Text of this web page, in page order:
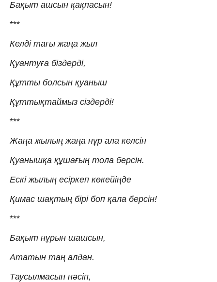
Бақыт ашсын қақпасын!
***
Келді тағы жаңа жыл
Қуантуға біздерді,
Құтты болсын қуаныш
Құттықтаймыз сіздерді!
***
Жаңа жылың жаңа нұр ала келсін
Қуанышқа құшағың тола берсін.
Ескі жылың есіркеп көкейіңде
Қимас шақтың бірі боп қала берсін!
***
Бақыт нұрын шашсын,
Ататын таң алдан.
Таусылмасын нәсіп,